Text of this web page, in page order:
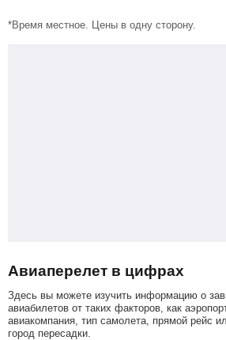
*Время местное. Цены в одну сторону.
Авиаперелет в цифрах
Здесь вы можете изучить информацию о
авиабилетов от таких факторов, как
авиакомпания, тип самолета, прямой рейс
город пересадки.